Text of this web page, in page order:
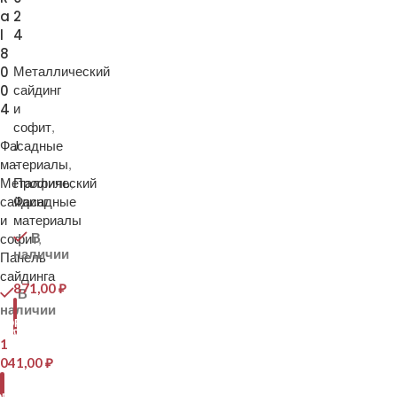
a
l
8
0
0
4
Фасадные
материалы,
Металлический
сайдинг
и
софит,
Панель
сайдинга
В
наличии
1
041,00₽
2
4
Металлический
сайдинг
и
софит,
J
-
Профиль,
Фасадные
материалы
В
наличии
871,00₽
В
КОРЗИНУ